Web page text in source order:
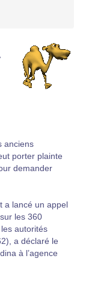
anciens
porter plainte
demander
a lancé un appel
les 360
autorités
a déclaré le
à l’agence